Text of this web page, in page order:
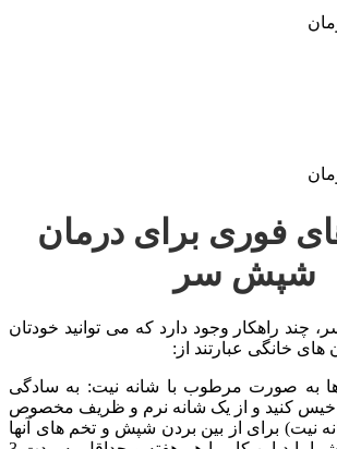
فوری برای درمان
شپش سر
چند راهکار وجود دارد که می توانید خودتان
های خانگی عبارتند از:
به صورت مرطوب با شانه نیت: به سادگی
خیس کنید و از یک شانه نرم و ظریف مخصوص
برای از بین بردن شپش و تخم های آنها